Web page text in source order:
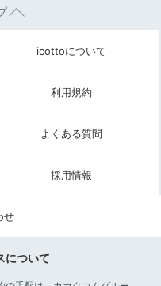
ド・コンシェルジュ
ックファースト」、和
レックファースト」の
icottoについて
利用規約
よくある質問
採用情報
せ
について